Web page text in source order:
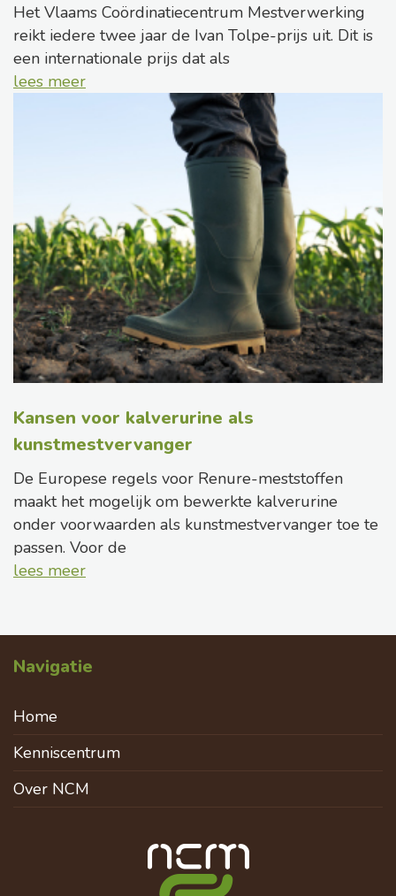
Het Vlaams Coördinatiecentrum Mestverwerking
reikt iedere twee jaar de Ivan Tolpe-prijs uit. Dit is
een internationale prijs dat als
lees meer
Kansen voor kalverurine als
kunstmestvervanger
De Europese regels voor Renure-meststoffen
maakt het mogelijk om bewerkte kalverurine
onder voorwaarden als kunstmestvervanger toe te
passen. Voor de
lees meer
Navigatie
Home
Kenniscentrum
Over NCM